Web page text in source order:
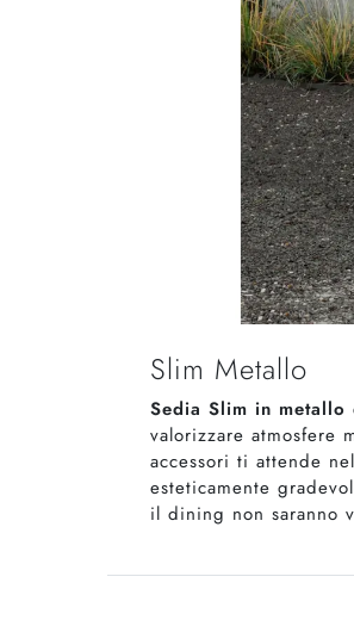
Slim Metallo
Sedia Slim in
valorizzare
accessori ti attende
esteticamente
il dining non saranno